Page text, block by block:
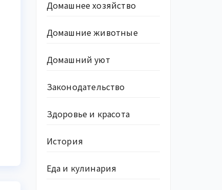
Домашнее хозяйство
Домашние животные
Домашний уют
Законодательство
Здоровье и красота
История
Еда и кулинария